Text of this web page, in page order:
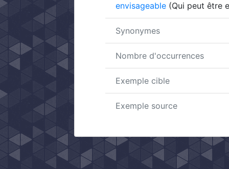
envisageable (Qui peut être
Synonymes
Nombre d'occurrences
Exemple cible
Exemple source